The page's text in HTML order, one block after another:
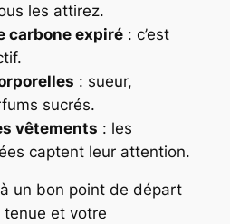
les attirez.
carbone expiré: c’est
: sueur,
sucrés.
vêtements : les
captent leur attention.
un bon point de départ
et votre